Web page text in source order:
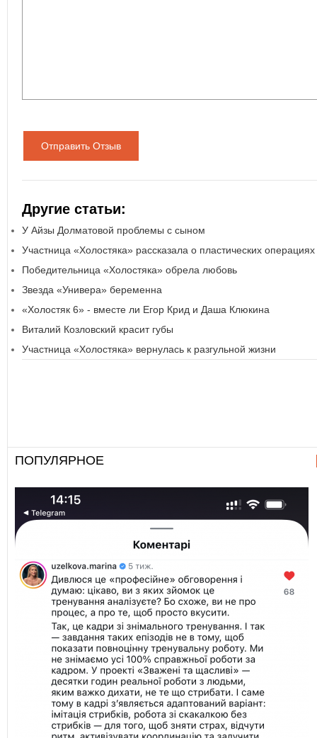
Отправить Отзыв
Другие статьи:
У Айзы Долматовой проблемы с сыном
Участница «Холостяка» рассказала о пластических операциях
Победительница «Холостяка» обрела любовь
Звезда «Универа» беременна
«Холостяк 6» - вместе ли Егор Крид и Даша Клюкина
Виталий Козловский красит губы
Участница «Холостяка» вернулась к разгульной жизни
ПОПУЛЯРНОЕ